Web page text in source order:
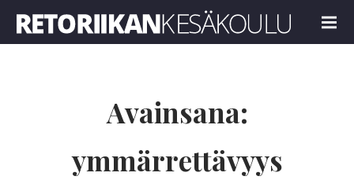
MENU
Avainsana:
ymmärrettävyys